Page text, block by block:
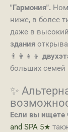
"Гармония".
ниже, в более
даже в
здания
👨‍👩‍👧‍👦
больших семей
✨
Если вы ищете
and SPA 5★